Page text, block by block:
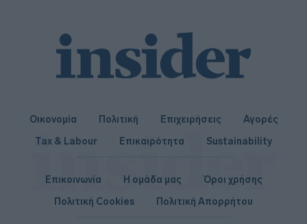
Οικονομία Πολιτική Επιχειρήσεις
Αγορές
Tax & Labour
Επικαιρότητα Sustainability
Επικοινωνία Η ομάδα μας
Όροι χρήσης
Πολιτική Cookies
Πολιτική Απορρήτου